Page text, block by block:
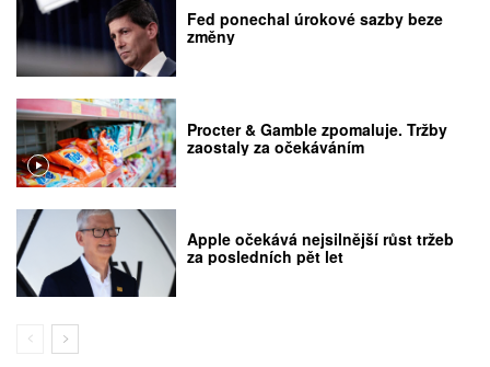
Fed ponechal úrokové sazby beze
změny
Procter & Gamble zpomaluje. Tržby
zaostaly za očekáváním
Apple očekává nejsilnější růst tržeb
za posledních pět let